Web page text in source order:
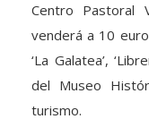
Centro Pastoral
venderá a 10
‘La Galatea’,
del Museo
turismo.